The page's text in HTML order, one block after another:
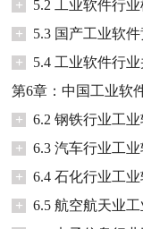
+
5.2 工业软件行
+
5.3 国产工业软
+
5.4 工业软件行
第6章：中国工业软
+
6.2 钢铁行业工
+
6.3 汽车行业工
+
6.4 石化行业工
+
6.5 航空航天业